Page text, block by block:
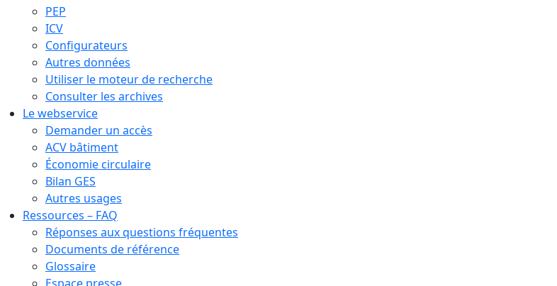
PEP
ICV
Configurateurs
Autres données
Utiliser le moteur de recherche
Consulter les archives
Le webservice
Demander un accès
ACV bâtiment
Économie circulaire
Bilan GES
Autres usages
Ressources – FAQ
Réponses aux questions fréquentes
Documents de référence
Glossaire